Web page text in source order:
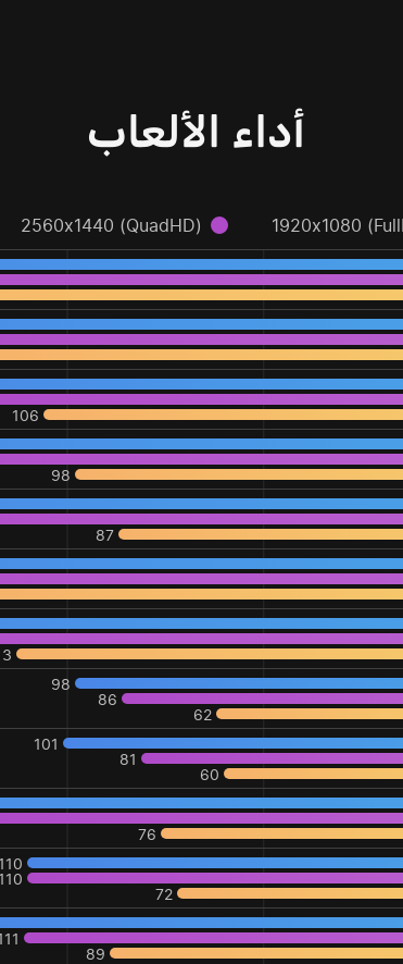
أداء الألعاب
1920x1080
2560x1440 (QuadHD)
106
98
87
98
86
62
101
81
60
76
110
110
72
89